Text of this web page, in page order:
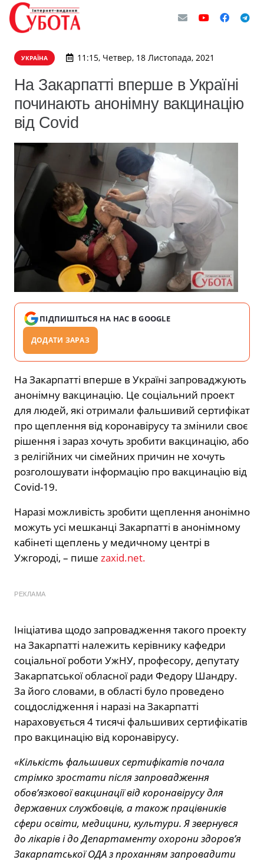
УКРАЇНА 11:15, Четвер, 18 Листопада, 2021
На Закарпатті вперше в Україні
починають анонімну вакцинацію
від Covid
ПІДПИШІТЬСЯ НА НАС В GOOGLE
ДОДАТИ ЗАРАЗ
На Закарпатті вперше в Україні запроваджують
анонімну вакцинацію. Це соціальний проект
для людей, які отримали фальшивий сертифікат
про щеплення від коронавірусу та змінили своє
рішення і зараз хочуть зробити вакцинацію, або
з релігійних чи сімейних причин не хочуть
розголошувати інформацію про вакцинацію від
Covid-19.
Наразі можливість зробити щеплення анонімно
можуть усі мешканці Закарпатті в анонімному
кабінеті щеплень у медичному центрі в
Ужгороді, – пише zaxid.net.
РЕКЛАМА
Ініціатива щодо запровадження такого проекту
на Закарпатті належить керівнику кафедри
соціальної роботи УжНУ, професору, депутату
Закарпатської обласної ради Федору Шандру.
За його словами, в області було проведено
соцдослідження і наразі на Закарпатті
нараховується 4 тисячі фальшивих сертифікатів
про вакцинацію від коронавірусу.
«Кількість фальшивих сертифікатів почала
стрімко зростати після запровадження
обов’язкової вакцинації від коронавірусу для
державних службовців, а також працівників
сфери освіти, медицини, культури. Я звернувся
до лікарів і до Департаменту охорони здоров’я
Закарпатської ОДА з проханням запровадити